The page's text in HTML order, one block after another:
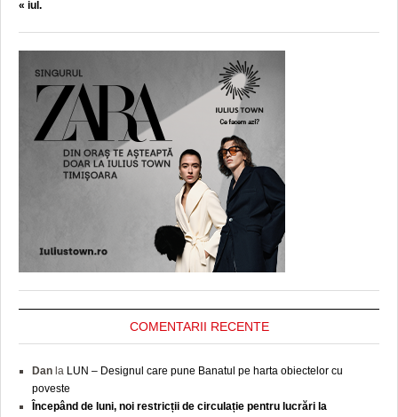
« iul.
COMENTARII RECENTE
Dan la LUN – Designul care pune Banatul pe harta obiectelor cu
poveste
Începând de luni, noi restricții de circulație pentru lucrări la